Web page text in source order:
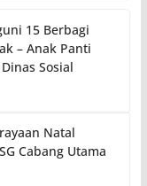
15 Berbagi
– Anak Panti
Sosial
Natal
Cabang Utama